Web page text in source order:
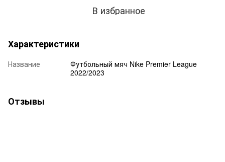
В избранное
Характеристики
Название
Футбольный мяч Nike Premier League
2022/2023
Отзывы